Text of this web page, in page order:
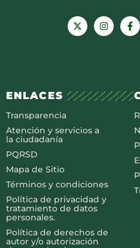
ENLACES
Transparencia
Atención y servicios a
la ciudadanía
PQRSD
Mapa de Sitio
Términos y condiciones
Política de privacidad y
tratamiento de datos
personales.
Política de derechos de
autor y/o autorización